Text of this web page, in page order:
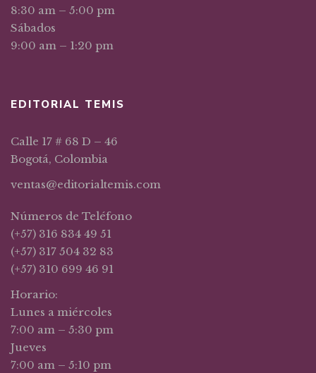
8:30 am – 5:00 pm
Sábados
9:00 am – 1:20 pm
EDITORIAL TEMIS
Calle 17 # 68 D – 46
Bogotá, Colombia
ventas@editorialtemis.com
Números de Teléfono
(+57) 316 834 49 51
(+57) 317 504 32 83
(+57) 310 699 46 91
Horario:
Lunes a miércoles
7:00 am – 5:30 pm
Jueves
7:00 am – 5:10 pm